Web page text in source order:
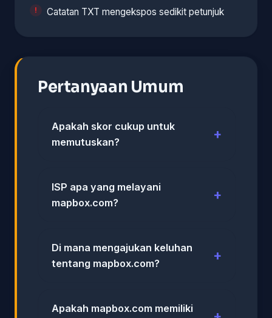
Catatan TXT mengekspos sedikit petunjuk
Pertanyaan Umum
Apakah skor cukup untuk
memutuskan?
ISP apa yang melayani
mapbox.com?
Di mana mengajukan keluhan
tentang mapbox.com?
Apakah mapbox.com memiliki